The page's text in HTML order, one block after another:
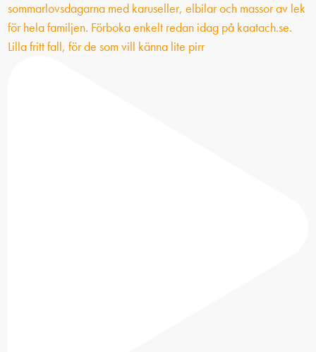
Lilla fritt fall, för de som vill känna lite pirr